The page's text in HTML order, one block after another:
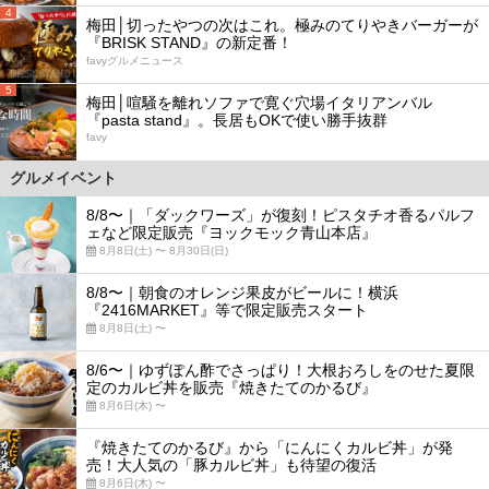
4
梅田│切ったやつの次はこれ。極みのてりやきバーガーが
『BRISK STAND』の新定番！
favyグルメニュース
5
梅田│喧騒を離れソファで寛ぐ穴場イタリアンバル
『pasta stand』。長居もOKで使い勝手抜群
favy
グルメイベント
8/8〜｜「ダックワーズ」が復刻！ピスタチオ香るパルフ
ェなど限定販売『ヨックモック青山本店』
8月8日(土) 〜 8月30日(日)
8/8〜｜朝食のオレンジ果皮がビールに！横浜
『2416MARKET』等で限定販売スタート
8月8日(土) 〜
8/6〜｜ゆずぽん酢でさっぱり！大根おろしをのせた夏限
定のカルビ丼を販売『焼きたてのかるび』
8月6日(木) 〜
『焼きたてのかるび』から「にんにくカルビ丼」が発
売！大人気の「豚カルビ丼」も待望の復活
8月6日(木) 〜